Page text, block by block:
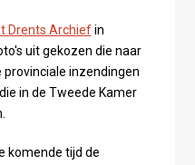
Drents Archiefin
uit gekozen die naar
provinciale inzendingen
in de Tweede Kamer
komende tijd de